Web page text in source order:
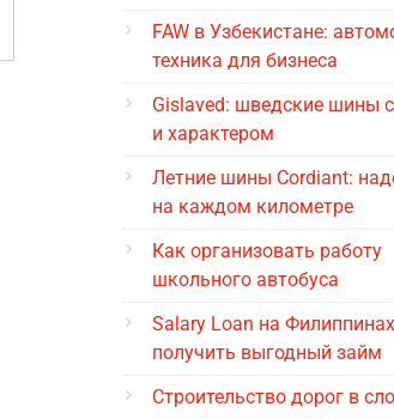
FAW в Узбекистане:
техника для бизнеса
Gislaved: шведские шины
и характером
Летние шины Cordiant:
на каждом километре
Как организовать работу
школьного автобуса
Salary Loan на
получить выгодный займ
Строительство дорог в